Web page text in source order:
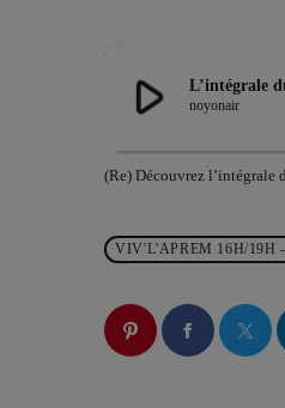
play_arrow L’intégrale
noyonair
(Re) Découvrez l’intégrale
VIV'L'APREM 16H/19H